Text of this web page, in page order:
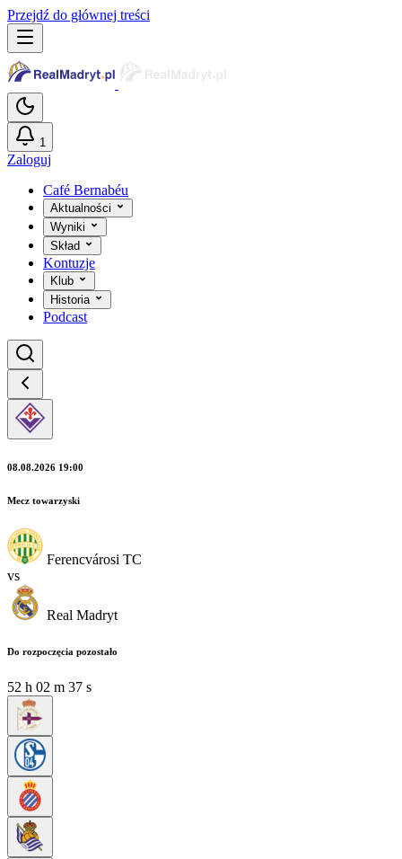
Przejdź do głównej treści
1
Zaloguj
Café Bernabéu
Aktualności
Wyniki
Skład
Kontuzje
Klub
Historia
Podcast
08.08.2026 19:00
Mecz towarzyski
Ferencvárosi TC
vs
Real Madryt
Do rozpoczęcia pozostało
52 h 02 m 35 s